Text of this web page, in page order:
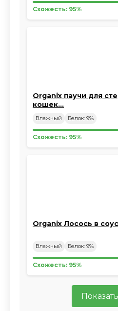
Схожесть: 95%
Organix паучи для
кошек…
Влажный Белок: 9%
Схожесть: 95%
Organix Лосось в
Влажный Белок: 9%
Схожесть: 95%